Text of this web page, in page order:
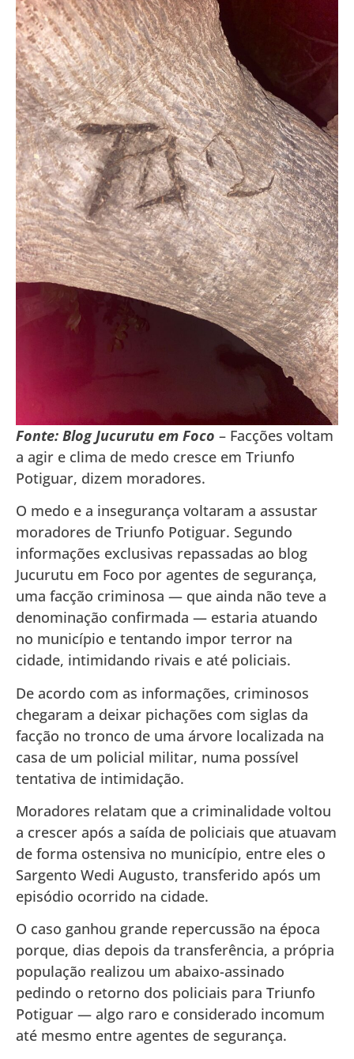
Fonte: Blog Jucurutu em Foco – Facções voltam
a agir e clima de medo cresce em Triunfo
Potiguar, dizem moradores.
O medo e a insegurança voltaram a assustar
moradores de Triunfo Potiguar. Segundo
informações exclusivas repassadas ao blog
Jucurutu em Foco por agentes de segurança,
uma facção criminosa — que ainda não teve a
denominação confirmada — estaria atuando
no município e tentando impor terror na
cidade, intimidando rivais e até policiais.
De acordo com as informações, criminosos
chegaram a deixar pichações com siglas da
facção no tronco de uma árvore localizada na
casa de um policial militar, numa possível
tentativa de intimidação.
Moradores relatam que a criminalidade voltou
a crescer após a saída de policiais que atuavam
de forma ostensiva no município, entre eles o
Sargento Wedi Augusto, transferido após um
episódio ocorrido na cidade.
O caso ganhou grande repercussão na época
porque, dias depois da transferência, a própria
população realizou um abaixo-assinado
pedindo o retorno dos policiais para Triunfo
Potiguar — algo raro e considerado incomum
até mesmo entre agentes de segurança.